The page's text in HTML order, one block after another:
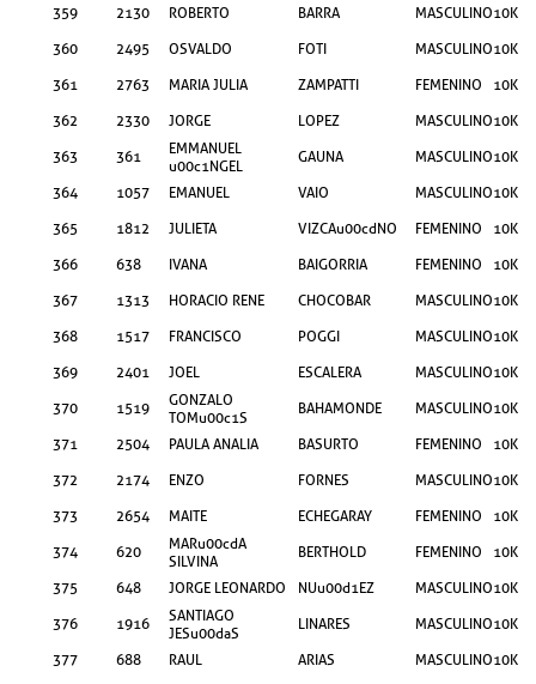
359
2130 ROBERTO BARRA MASCULINO10KM
360
2495 OSVALDO FOTI MASCULINO10KM
361
2763 MARIA JULIA ZAMPATTI FEMENINO
10KM
362
2330 JORGE LOPEZ MASCULINO10KM
363
361
EMMANUEL
u00c1NGEL
GAUNA MASCULINO10KM
364
1057 EMANUEL VAIO MASCULINO10KM
365
1812 JULIETA VIZCAu00cdNO FEMENINO
10KM
366
638 IVANA BAIGORRIA FEMENINO
10KM
367
1313 HORACIO RENE CHOCOBAR MASCULINO10KM
368
1517 FRANCISCO POGGI MASCULINO10KM
369
2401 JOEL ESCALERA MASCULINO10KM
370
1519
GONZALO
TOMu00c1S
BAHAMONDE MASCULINO10KM
371
2504 PAULA ANALIA BASURTO FEMENINO
10KM
372
2174 ENZO FORNES MASCULINO10KM
373
2654 MAITE ECHEGARAY FEMENINO
10KM
374
620
MARu00cdA
SILVINA
BERTHOLD FEMENINO
10KM
375
648 JORGE LEONARDO NUu00d1EZ MASCULINO10KM
376
1916
SANTIAGO
JESu00daS
LINARES MASCULINO10KM
377
688 RAUL ARIAS MASCULINO10KM